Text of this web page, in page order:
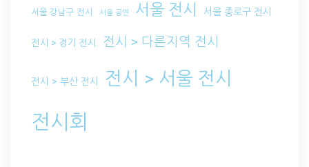
서울 강남구 전시 서울 공연 서울 전시 서울 종로구 전시
전시 > 경기 전시 전시 > 다른지역 전시
전시 > 부산 전시 전시 > 서울 전시
전시회